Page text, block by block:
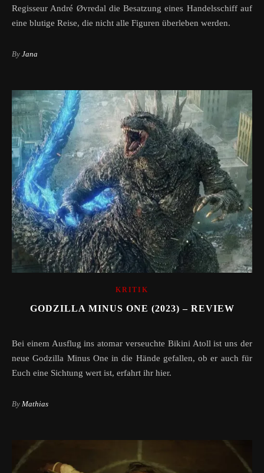
Regisseur André Øvredal die Besatzung eines Handelsschiff auf
eine blutige Reise, die nicht alle Figuren überleben werden.
By Jana
KRITIK
GODZILLA MINUS ONE (2023) – REVIEW
Bei einem Ausflug ins atomar verseuchte Bikini Atoll ist uns der
neue Godzilla Minus One in die Hände gefallen, ob er auch für
Euch eine Sichtung wert ist, erfahrt ihr hier.
By Mathias